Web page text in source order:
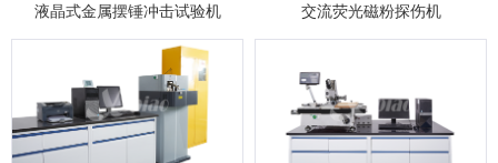
液晶式金属摆锤冲击试验机 交流荧光磁粉探伤机